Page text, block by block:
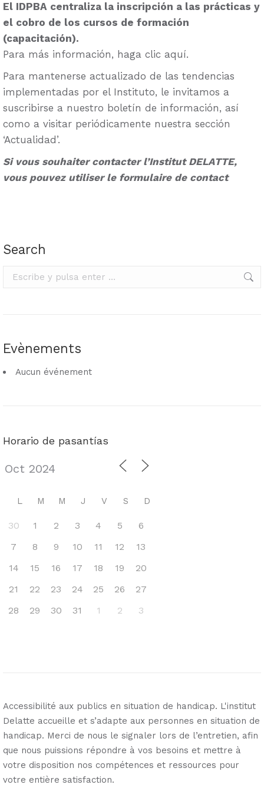
El IDPBA centraliza la inscripción a las prácticas y
el cobro de los cursos de formación
(capacitación).
Para más información, haga clic aquí.
Para mantenerse actualizado de las tendencias
implementadas por el Instituto, le invitamos a
suscribirse a nuestro boletín de información, así
como a visitar periódicamente nuestra sección
‘Actualidad’.
Si vous souhaiter contacter l’Institut DELATTE,
vous pouvez utiliser le formulaire de contact
Search
Buscar:
Evènements
Aucun événement
Horario de pasantías
L M M J V S D
30 1 2 3 4 5
6
7
8 9 10 11 12
13
14
15 16 17 18 19
20
21
22 23 24 25 26
27
28
29 30 31 1 2 3
Accessibilité aux publics en situation de handicap. L'institut
Delatte accueille et s’adapte aux personnes en situation de
handicap. Merci de nous le signaler lors de l’entretien, afin
que nous puissions répondre à vos besoins et mettre à
votre disposition nos compétences et ressources pour
votre entière satisfaction.